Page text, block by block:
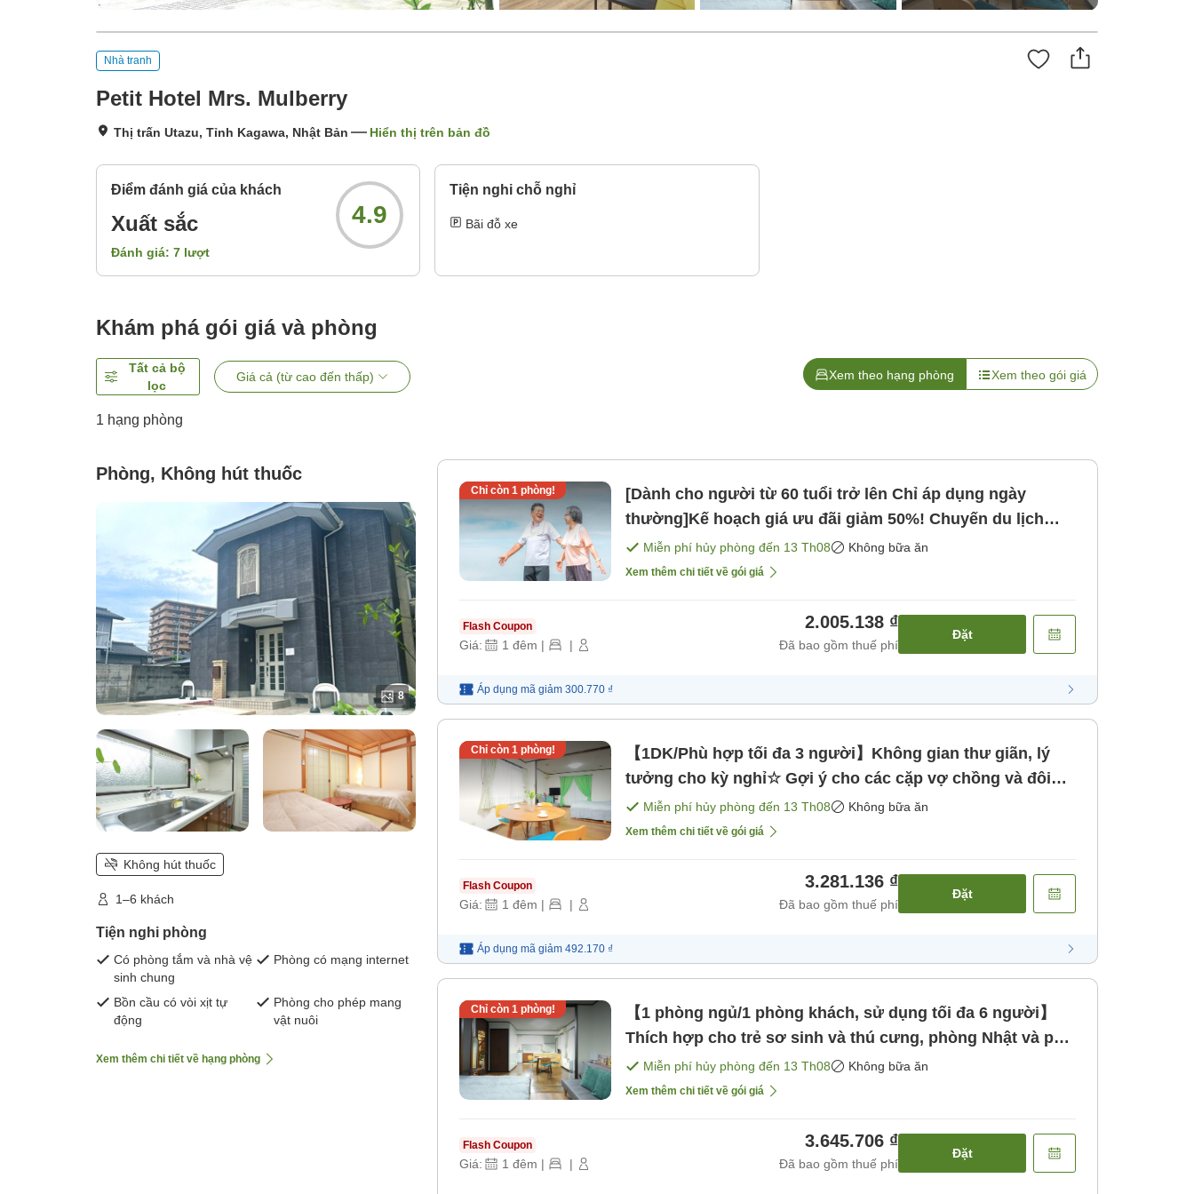
Nhà tranh
Petit Hotel Mrs. Mulberry
Thị trấn Utazu, Tỉnh Kagawa, Nhật Bản Hiển thị trên bản đồ
Điểm đánh giá của khách
Xuất sắc
Đánh giá: 7 lượt
4.9
Tiện nghi chỗ nghỉ
Bãi đỗ xe
Khám phá gói giá và phòng
Tất cả bộ
lọc
Giá cả (từ cao đến thấp) Xem theo hạng phòng Xem theo gói giá
1 hạng phòng
Phòng, Không hút thuốc
8
Không hút thuốc
1–6 khách
Tiện nghi phòng
Có phòng tắm và nhà vệ
sinh chung
Phòng có mạng internet
Bồn cầu có vòi xịt tự
động
Phòng cho phép mang
vật nuôi
Xem thêm chi tiết về hạng phòng
Chỉ còn 1phòng!
[Dành cho người từ 60 tuổi trở lên Chỉ áp dụng ngày
thường]Kế hoạch giá ưu đãi giảm 50%! Chuyến du lịch
ngày thường vui vẻ dành cho thế hệ cao tuổi. [Không bao
gồm bữa ăn]
Miễn phí hủy phòng đến 13 Th08 Không bữa ăn
Xem thêm chi tiết về gói giá
Flash Coupon
Giá: 1 đêm | |
2.005.138 ₫
Đã bao gồm thuế phí
Đặt
Áp dụng mã giảm 300.770 ₫
Chỉ còn 1phòng!
【1DK/Phù hợp tối đa 3 người】Không gian thư giãn, lý
tưởng cho kỳ nghỉ☆ Gợi ý cho các cặp vợ chồng và đôi
[Không bao gồm bữa ăn]
Miễn phí hủy phòng đến 13 Th08 Không bữa ăn
Xem thêm chi tiết về gói giá
Flash Coupon
Giá: 1 đêm | |
3.281.136 ₫
Đã bao gồm thuế phí
Đặt
Áp dụng mã giảm 492.170 ₫
Chỉ còn 1phòng!
【1 phòng ngủ/1 phòng khách, sử dụng tối đa 6 người】
Thích hợp cho trẻ sơ sinh và thú cưng, phòng Nhật và p
[Không bao gồm bữa ăn]
Miễn phí hủy phòng đến 13 Th08 Không bữa ăn
Xem thêm chi tiết về gói giá
Flash Coupon
Giá: 1 đêm | |
3.645.706 ₫
Đã bao gồm thuế phí
Đặt